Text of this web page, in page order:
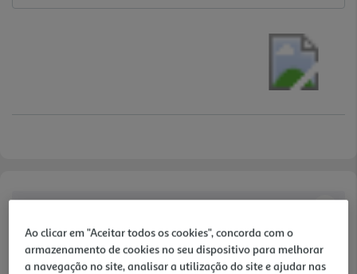
Quantidade Liquida
0.017 KG
Ao clicar em "Aceitar todos os cookies", concorda com o
armazenamento de cookies no seu dispositivo para melhorar
a navegação no site, analisar a utilização do site e ajudar nas